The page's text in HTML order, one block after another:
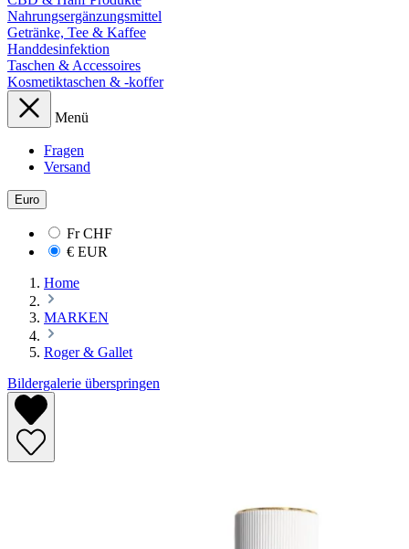
Nahrungsergänzungsmittel
Getränke, Tee & Kaffee
Handdesinfektion
Taschen & Accessoires
Kosmetiktaschen & -koffer
Menü
Fragen
Versand
Euro
FrCHF
€ EUR
Home
MARKEN
Roger & Gallet
Bildergalerie überspringen